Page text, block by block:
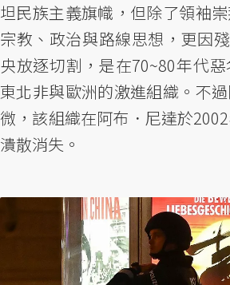
坦民族主義旗幟，但除了領袖
宗教、政治與路線思想，更因
央放逐切割，是在70~80年代
東北非與歐洲的激進組織。不
微，該組織在阿布．尼達於
潰散消失。